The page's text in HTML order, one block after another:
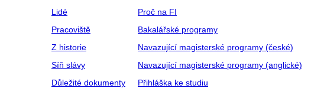
Lidé
Pracoviště
Z historie
Síň slávy
Důležité dokumenty
Proč na FI
Bakalářské programy
Navazující magisterské programy (české)
Navazující magisterské programy (anglické)
Přihláška ke studiu